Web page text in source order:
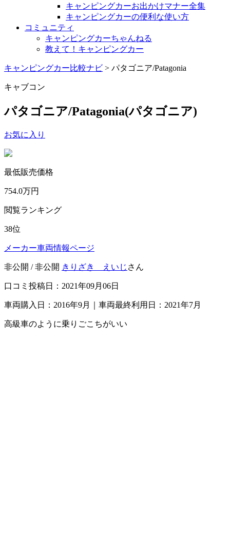
キャンピングカーお出かけマナー全集
キャンピングカーの便利な使い方
コミュニティ
キャンピングカーちゃんねる
教えて！キャンピングカー
キャンピングカー比較ナビ > パタゴニア/Patagonia
キャブコン
パタゴニア/Patagonia(パタゴニア)
お気に入り
最低販売価格
754.0万円
閲覧ランキング
38位
メーカー車両情報ページ
非公開 / 非公開 きりざき えいじ さん
口コミ投稿日：2021年09月06日
車両購入日：2016年9月｜車両最終利用日：2021年7月
高級車のように乗りごこちがいい